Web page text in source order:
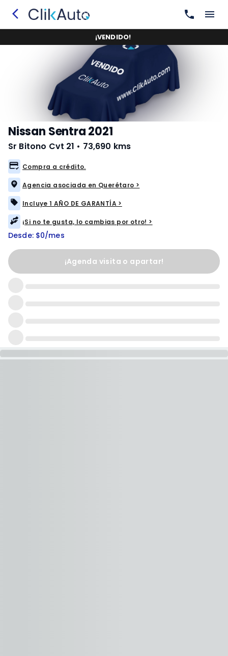
¡VENDIDO!
Nissan Sentra 2021
Sr Bitono Cvt 21 • 73,690 kms
Compra a crédito.
Agencia asociada en Querétaro >
Incluye 1 AÑO DE GARANTÍA >
¡Si no te gusta, lo cambias por otro! >
Desde: $0/mes
¡Agenda visita o apartar!